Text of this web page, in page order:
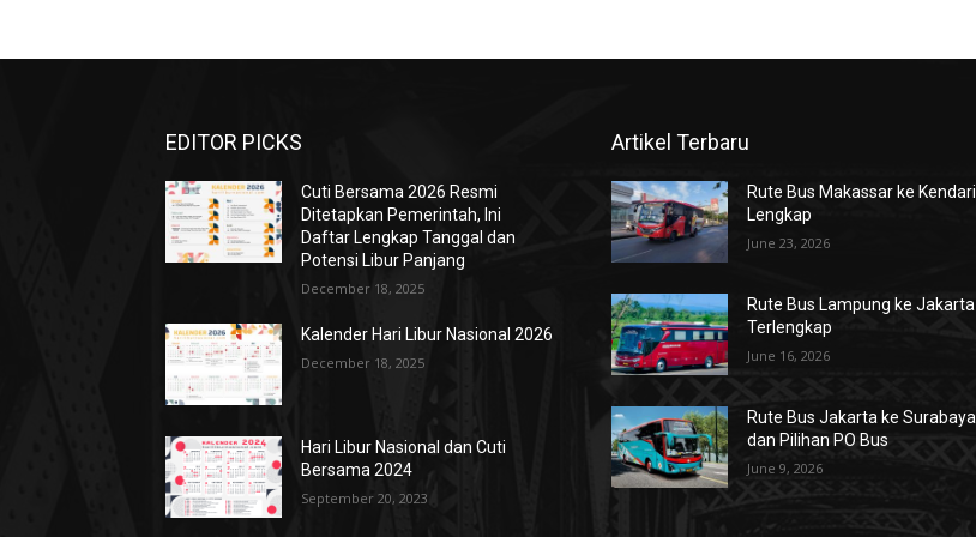
EDITOR PICKS
Cuti Bersama 2026 Resmi
Ditetapkan Pemerintah, Ini
Daftar Lengkap Tanggal dan
Potensi Libur Panjang
December 18, 2025
Kalender Hari Libur Nasional 2026
December 18, 2025
Hari Libur Nasional dan Cuti
Bersama 2024
September 20, 2023
Artikel Terbaru
Rute Bus Makassar ke Kendari
Lengkap
June 23, 2026
Rute Bus Lampung ke Jakarta
Terlengkap
June 16, 2026
Rute Bus Jakarta ke Surabaya
dan Pilihan PO Bus
June 9, 2026